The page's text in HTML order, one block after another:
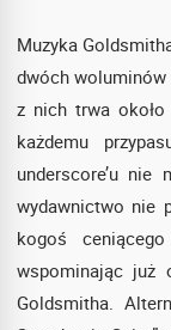
Muzyka
dwóch woluminów
z nich trwa
każdemu
underscore’u
wydawnictwo nie
kogoś
wspominając już
Goldsmitha.